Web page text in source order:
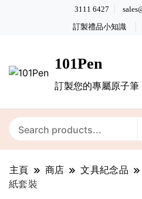
3111 6427
訂製禮品小知識
101Pen
訂製您的專屬原子筆
主頁 商店 文具紀念品
紙套裝